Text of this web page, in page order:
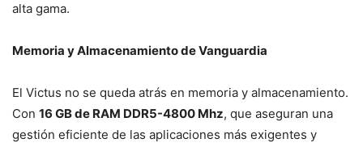
alta gama.
Memoria y Almacenamiento de Vanguardia
El Victus no se queda atrás en memoria y almacenamiento.
Con 16 GB de RAM DDR5-4800 Mhz, que aseguran una
gestión eficiente de las aplicaciones más exigentes y